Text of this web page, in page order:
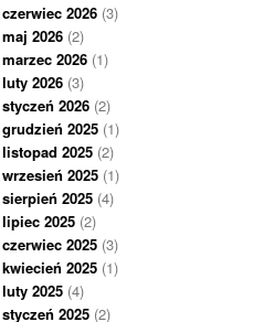
czerwiec 2026 (3)
maj 2026 (2)
marzec 2026 (1)
luty 2026 (3)
styczeń 2026 (2)
grudzień 2025 (1)
listopad 2025 (2)
wrzesień 2025 (1)
sierpień 2025 (4)
lipiec 2025 (2)
czerwiec 2025 (3)
kwiecień 2025 (1)
luty 2025 (4)
styczeń 2025 (2)